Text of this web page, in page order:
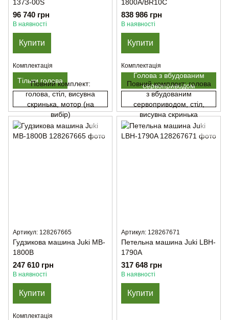
1373-00S
96 740 грн
В наявності
Купити
Комплектація
Тільки голова
Повний комплект:
голова, стіл, висувна
скринька, мотор (на
вибір)
1800A/BR10C
838 986 грн
В наявності
Купити
Комплектація
Голова з вбудованим
сервоприводом
Повний комплект: голова
з вбудованим
сервоприводом, стіл,
висувна скринька
Артикул: 128267665
Гудзикова машина Juki MB-
1800B
247 610 грн
В наявності
Купити
Комплектація
Артикул: 128267671
Петельна машина Juki LBH-
1790A
317 648 грн
В наявності
Купити